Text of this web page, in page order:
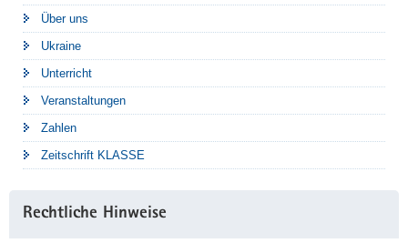
Über uns
Ukraine
Unterricht
Veranstaltungen
Zahlen
Zeitschrift KLASSE
Rechtliche Hinweise